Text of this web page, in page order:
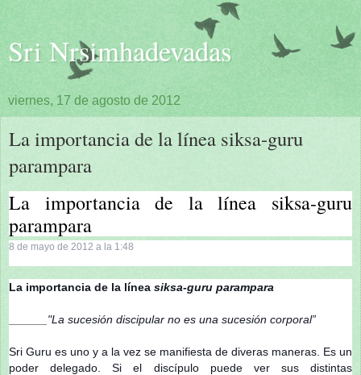
Sri Nrsimhadevadas
viernes, 17 de agosto de 2012
La importancia de la línea siksa-guru
parampara
La importancia de la línea siksa-guru
parampara
8 de mayo de 2012 a la 1:48
La importancia de la línea siksa-guru parampara
______"La sucesión discipular no es una sucesión corporal”
Sri Guru es uno y a la vez se manifiesta de diveras maneras. Es un
poder delegado. Si el discípulo puede ver sus distintas